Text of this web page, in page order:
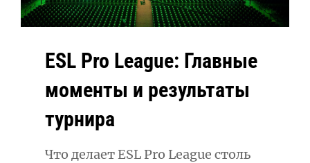
ESL Pro League: Главные
моменты и результаты
турнира
Что делает ESL Pro League столь